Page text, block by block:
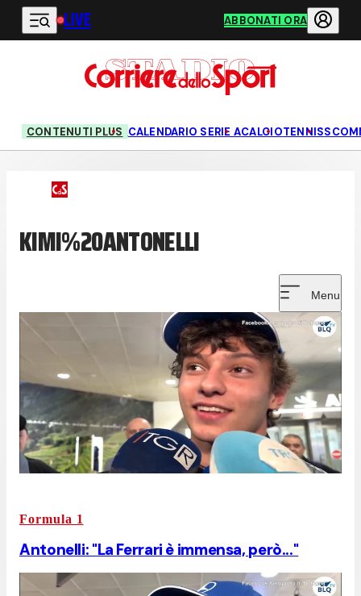
Vai al contenuto principale
LIVE ABBONATI ORA
CONTENUTI PLUS CALENDARIO SERIE ACALCIOTENNIS
KIMI%20ANTONELLI
Menu
Formula 1
Antonelli: "La Ferrari è immensa, però..."